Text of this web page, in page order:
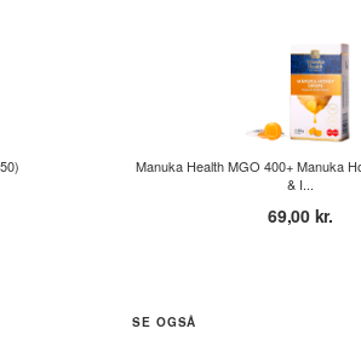
Manuka Health MGO 400+ Manuka
& I...
69,00 kr.
SE OGSÅ